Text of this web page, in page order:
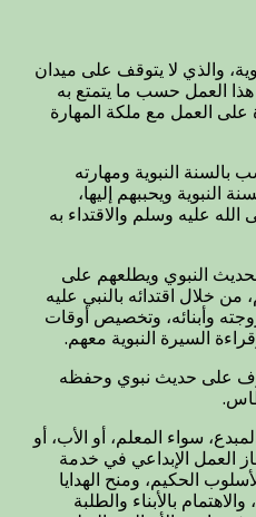
والذي لا يتوقف على ميدان
هذا العمل حسب ما يتمتع به
على العمل مع ملكة المهارة
النبوية ومهارته
النبوية ويحببهم إليها،
عليه وسلم والاقتداء به
النبوي ويطلعهم على
خلال اقتدائه بالنبي عليه
وأبنائه، وتخصيص أوقات
السيرة النبوية معهم.
على حديث نبوي وحفظه
سواء المعلم، أو الأب، أو
العمل الإبداعي في خدمة
الحكيم، ومنح الهدايا
بالأبناء والطلبة